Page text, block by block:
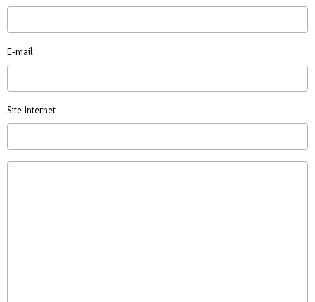
E-mail
Site Internet